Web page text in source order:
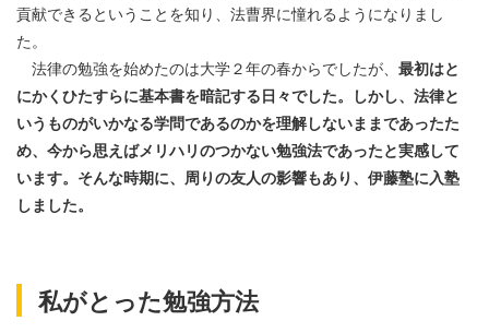
貢献できるということを知り、法曹界に憧れるようになりまし
た。
法律の勉強を始めたのは大学２年の春からでしたが、 最初はと
にかくひたすらに基本書を暗記する日々でした。しかし、法律と
いうものがいかなる学問であるのかを理解しないままであったた
め、今から思えばメリハリのつかない勉強法であったと実感して
います。そんな時期に、周りの友人の影響もあり、伊藤塾に入塾
しました。
私がとった勉強方法